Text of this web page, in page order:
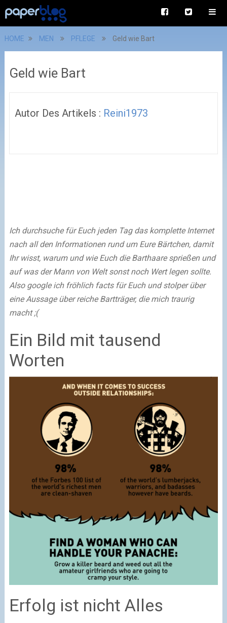
HOME MEN PFLEGE Geld wie Bart
Geld wie Bart
Autor Des Artikels : Reini1973
Ich durchsuche für Euch jeden Tag das komplette Internet
nach all den Informationen rund um Eure Bärtchen, damit
Ihr wisst, warum und wie Euch die Barthaare sprießen und
auf was der Mann von Welt sonst noch Wert legen sollte.
Also google ich fröhlich facts für Euch und stolper über
eine Aussage über reiche Bartträger, die mich traurig
macht ;(
Ein Bild mit tausend
Worten
Erfolg ist nicht Alles